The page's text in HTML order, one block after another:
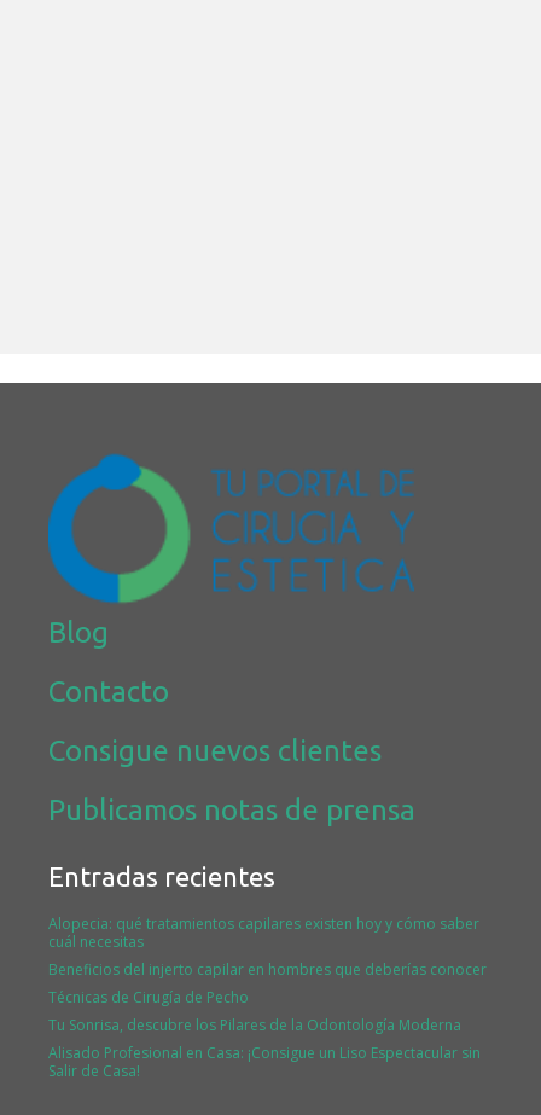
Blog
Contacto
Consigue nuevos clientes
Publicamos notas de prensa
Entradas recientes
Alopecia: qué tratamientos capilares existen hoy y cómo saber
cuál necesitas
Beneficios del injerto capilar en hombres que deberías conocer
Técnicas de Cirugía de Pecho
Tu Sonrisa, descubre los Pilares de la Odontología Moderna
Alisado Profesional en Casa: ¡Consigue un Liso Espectacular sin
Salir de Casa!